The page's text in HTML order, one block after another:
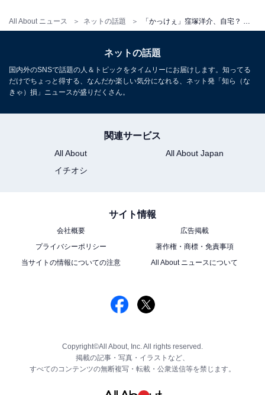
All About ニュース ネットの話題
ネットの話題
国内外のSNSで話題の人＆トピックをタイムリーにお届けします。知ってる
だけでちょっと得する、なんだか楽しい気分になれる、ネット発「知ら（な
きゃ）損」ニュースが盛りだくさん。
関連サービス
All About
All About Japan
イチオシ
サイト情報
会社概要
広告掲載
プライバシーポリシー
著作権・商標・免責事項
当サイトの情報についての注意
All About ニュースについて
Copyright©All About, Inc. All rights reserved.
掲載の記事・写真・イラストなど、
すべてのコンテンツの無断複写・転載・公衆送信等を禁じます。